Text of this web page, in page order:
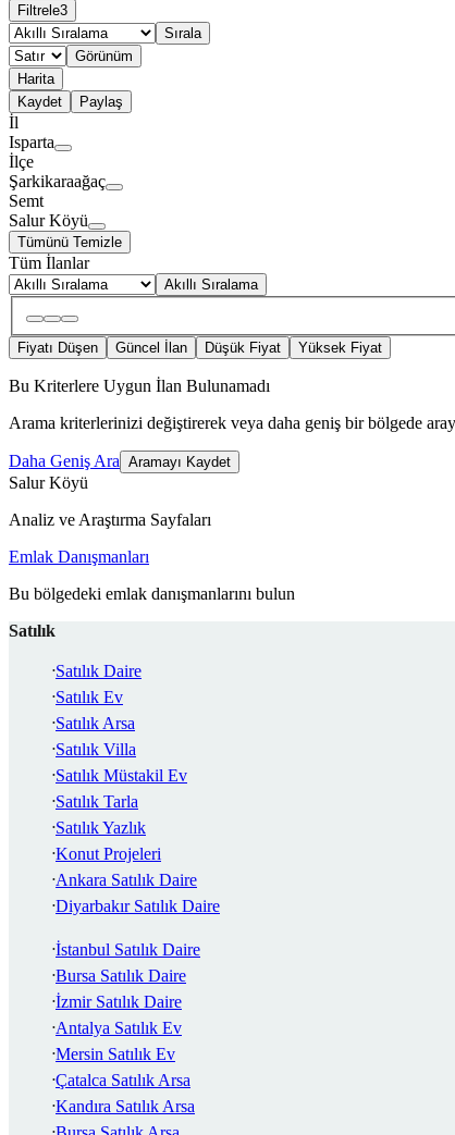
Filtrele3
Sırala
Görünüm
Harita
Kaydet
Paylaş
İl
Isparta
İlçe
Şarkikaraağaç
Semt
Salur Köyü
Tümünü Temizle
Tüm İlanlar
Akıllı Sıralama
Fiyatı Düşen Güncel İlan Düşük Fiyat Yüksek Fiyat
Bu Kriterlere Uygun İlan Bulunamadı
Arama kriterlerinizi değiştirerek veya daha geniş bir bölgede
Daha Geniş Ara Aramayı Kaydet
Salur Köyü
Analiz ve Araştırma Sayfaları
Emlak Danışmanları
Bu bölgedeki emlak danışmanlarını bulun
Satılık
Satılık Daire
Satılık Ev
Satılık Arsa
Satılık Villa
Satılık Müstakil Ev
Satılık Tarla
Satılık Yazlık
Konut Projeleri
Ankara Satılık Daire
Diyarbakır Satılık Daire
İstanbul Satılık Daire
Bursa Satılık Daire
İzmir Satılık Daire
Antalya Satılık Ev
Mersin Satılık Ev
Çatalca Satılık Arsa
Kandıra Satılık Arsa